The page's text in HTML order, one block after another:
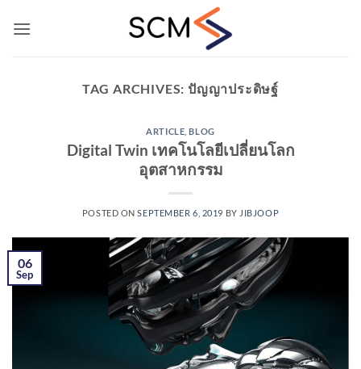
TAG ARCHIVES: ปัญญาประดิษฐ์
ARTICLE ,BLOG
Digital Twin เทคโนโลยีเปลี่ยนโลก
อุตสาหกรรม
POSTED ONSEPTEMBER 6, 2019 BY JIBJOOP
06
Sep